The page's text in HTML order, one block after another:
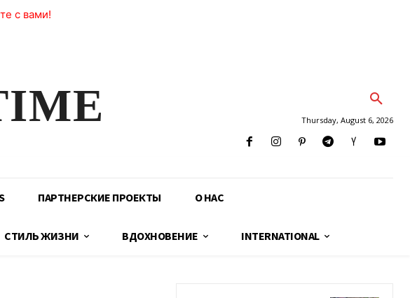
с вами!
Thursday, August 6, 2026
ПАРТНЕРСКИЕ ПРОЕКТЫ О НАС
СТИЛЬ ЖИЗНИ ВДОХНОВЕНИЕ INTERNATIONAL